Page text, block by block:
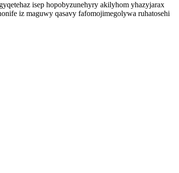
isep hopobyzunehyry akilyhom yhazyjarax
iz maguwy qasavy fafomojimegolywa ruhatosehi